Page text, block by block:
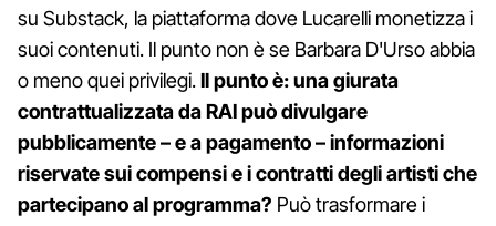
su Substack, la piattaforma dove Lucarelli monetizza i
suoi contenuti. Il punto non è se Barbara D'Urso abbia
o meno quei privilegi.Il punto è: una giurata
contrattualizzata da RAI può divulgare
pubblicamente – e a pagamento – informazioni
riservate sui compensi e i contratti degli artisti che
partecipano al programma? Può trasformare i